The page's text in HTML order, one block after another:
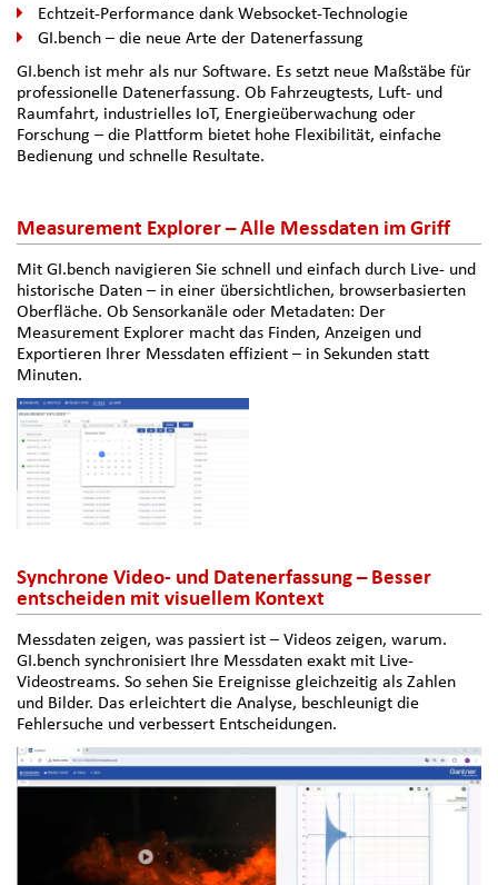
Echtzeit-Performance dank Websocket-Technologie
GI.bench – die neue Arte der Datenerfassung
GI.bench ist mehr als nur Software. Es setzt neue Maßstäbe für
professionelle Datenerfassung. Ob Fahrzeugtests, Luft- und
Raumfahrt, industrielles IoT, Energieüberwachung oder
Forschung – die Plattform bietet hohe Flexibilität, einfache
Bedienung und schnelle Resultate.
Measurement Explorer – Alle Messdaten im Griff
Mit GI.bench navigieren Sie schnell und einfach durch Live- und
historische Daten – in einer übersichtlichen, browserbasierten
Oberfläche. Ob Sensorkanäle oder Metadaten: Der
Measurement Explorer macht das Finden, Anzeigen und
Exportieren Ihrer Messdaten effizient – in Sekunden statt
Minuten.
Synchrone Video- und Datenerfassung – Besser
entscheiden mit visuellem Kontext
Messdaten zeigen, was passiert ist – Videos zeigen, warum.
GI.bench synchronisiert Ihre Messdaten exakt mit Live-
Videostreams. So sehen Sie Ereignisse gleichzeitig als Zahlen
und Bilder. Das erleichtert die Analyse, beschleunigt die
Fehlersuche und verbessert Entscheidungen.